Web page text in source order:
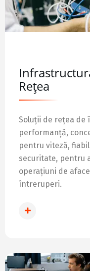
Rețea
Soluții de rețea de
performanță,
pentru viteză,
securitate, pentru
operațiuni de
întreruperi.